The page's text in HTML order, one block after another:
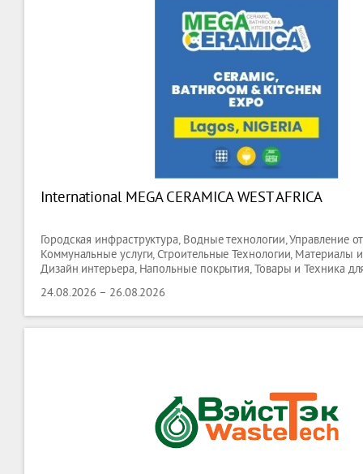
International MEGA CERAMICA WEST AFRICA
Городская инфраструктура, Водные технологии, Управление
Коммунальные услуги, Строительные Технологии, Материалы
Дизайн интерьера, Напольные покрытия, Товары и Техника
24.08.2026 – 26.08.2026